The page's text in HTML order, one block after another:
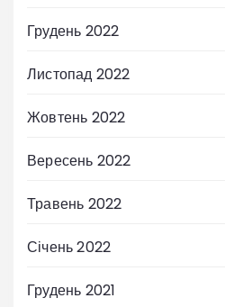
Грудень 2022
Листопад 2022
Жовтень 2022
Вересень 2022
Травень 2022
Січень 2022
Грудень 2021